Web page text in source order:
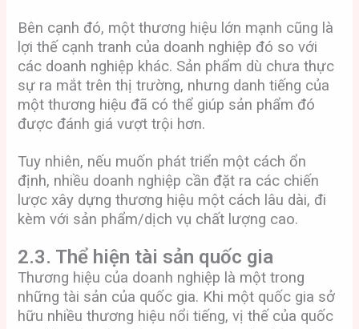
Bên cạnh đó, một thương hiệu lớn mạnh cũng là
lợi thế cạnh tranh của doanh nghiệp đó so với
các doanh nghiệp khác. Sản phẩm dù chưa thực
sự ra mắt trên thị trường, nhưng danh tiếng của
một thương hiệu đã có thể giúp sản phẩm đó
được đánh giá vượt trội hơn.
Tuy nhiên, nếu muốn phát triển một cách ổn
định, nhiều doanh nghiệp cần đặt ra các chiến
lược xây dựng thương hiệu một cách lâu dài, đi
kèm với sản phẩm/dịch vụ chất lượng cao.
2.3. Thể hiện tài sản quốc gia
Thương hiệu của doanh nghiệp là một trong
những tài sản của quốc gia. Khi một quốc gia sở
hữu nhiều thương hiệu nổi tiếng, vị thế của quốc